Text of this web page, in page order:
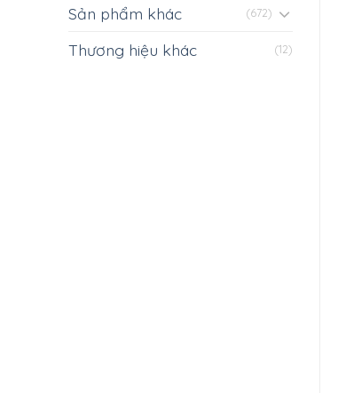
Sản phẩm khác (672)
Thương hiệu khác (12)